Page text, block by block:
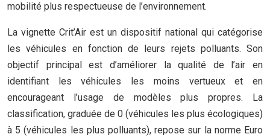
mobilité plus respectueuse de l’environnement.
La vignette Crit’Air est un dispositif national qui catégorise
les véhicules en fonction de leurs rejets polluants. Son
objectif principal est d’améliorer la qualité de l’air en
identifiant les véhicules les moins vertueux et en
encourageant l’usage de modèles plus propres. La
classification, graduée de 0 (véhicules les plus écologiques)
à 5 (véhicules les plus polluants), repose sur la norme Euro